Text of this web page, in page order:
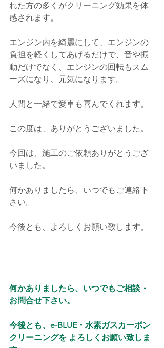
れた方の多くがクリーニング効果を体
感されます。
エンジン内を綺麗にして、エンジンの
負担を軽くしてあげるだけで、音や振
動だけでなく、エンジンの回転もスム
ーズになり、元気になります。
人間と一緒で愛車も喜んでくれます。
この度は、ありがとうございました。
今回は、施工のご依頼ありがとうござ
いました。
何かありましたら、いつでもご連絡下
さい。
今後とも、よろしくお願い致します。
何かありましたら、いつでもご相談・
お問合せ下さい。
今後とも、e-BLUE・水素ガスカーボン
クリーニングを よろしくお願い致しま